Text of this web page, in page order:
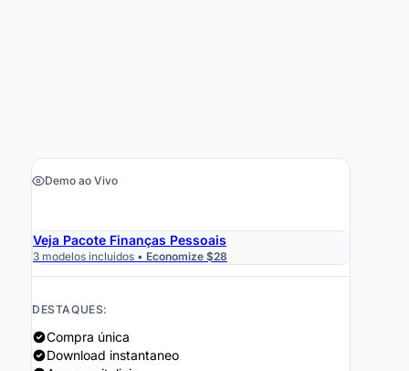
Demo ao Vivo
Veja Pacote Finanças Pessoais
3 modelos incluidos • Economize $28
DESTAQUES:
Compra única
Download instantaneo